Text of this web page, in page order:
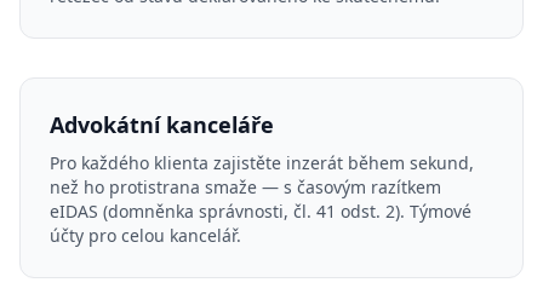
Advokátní kanceláře
Pro každého klienta zajistěte inzerát během sekund,
než ho protistrana smaže — s časovým razítkem
eIDAS (domněnka správnosti, čl. 41 odst. 2). Týmové
účty pro celou kancelář.